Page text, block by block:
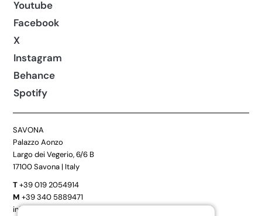
Youtube
Facebook
X
Instagram
Behance
Spotify
SAVONA
Palazzo Aonzo
Largo dei Vegerio, 6/6 B
17100 Savona | Italy
T +39 019 2054914
M +39 340 5889471
info@studiowiki.it